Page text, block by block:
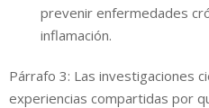
prevenir enfermedades
inflamación.
Párrafo 3: Las investigaciones
experiencias compartidas por